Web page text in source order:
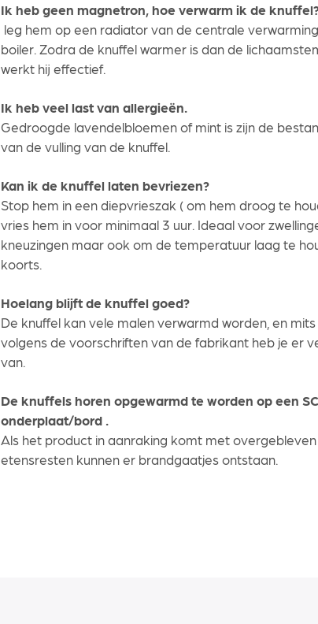
Ik heb geen magnetron, hoe verwarm ik de
leg hem op een radiator van de centrale
boiler. Zodra de knuffel warmer is dan de
werkt hij effectief.
Ik heb veel last van allergieën.
Gedroogde lavendelbloemen of mint is zijn de
van de vulling van de knuffel.
Kan ik de knuffel laten bevriezen?
Stop hem in een diepvrieszak ( om hem droog te
vries hem in voor minimaal 3 uur. Ideaal voor
kneuzingen maar ook om de temperatuur laag te
koorts.
Hoelang blijft de knuffel goed?
De knuffel kan vele malen verwarmd worden, en
volgens de voorschriften van de fabrikant heb je er
van.
De knuffels horen opgewarmd te worden op een
onderplaat/bord .
Als het product in aanraking komt met overgebleven
etensresten kunnen er brandgaatjes ontstaan.